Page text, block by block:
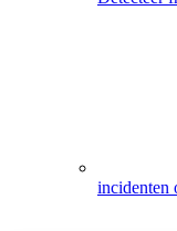
incidenten